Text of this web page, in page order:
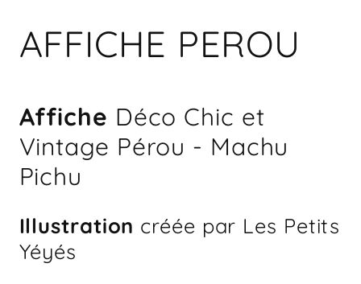
AFFICHE PEROU
Affiche Déco Chic et
Vintage Pérou - Machu
Pichu
Illustration créée par Les Petits
Yéyés